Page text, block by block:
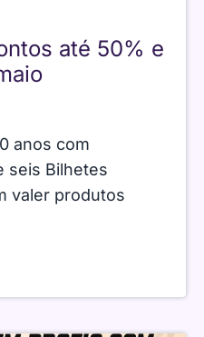
até 50% e
anos com
seis Bilhetes
valer produtos